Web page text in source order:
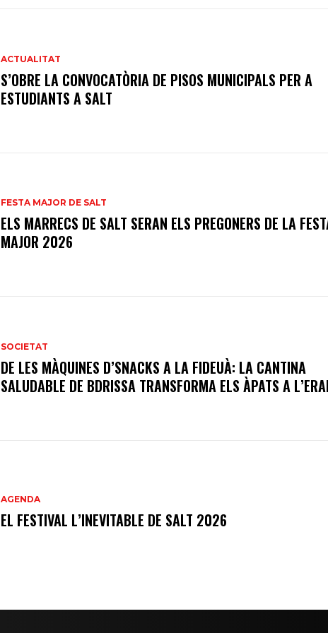
ACTUALITAT
S’OBRE LA CONVOCATÒRIA DE PISOS MUNICIPALS PER A
ESTUDIANTS A SALT
FESTA MAJOR DE SALT
ELS MARRECS DE SALT SERAN ELS PREGONERS DE LA
MAJOR 2026
SOCIETAT
DE LES MÀQUINES D’SNACKS A LA FIDEUÀ: LA CANTINA
SALUDABLE DE BDRISSA TRANSFORMA ELS ÀPATS A
AGENDA
EL FESTIVAL L’INEVITABLE DE SALT 2026